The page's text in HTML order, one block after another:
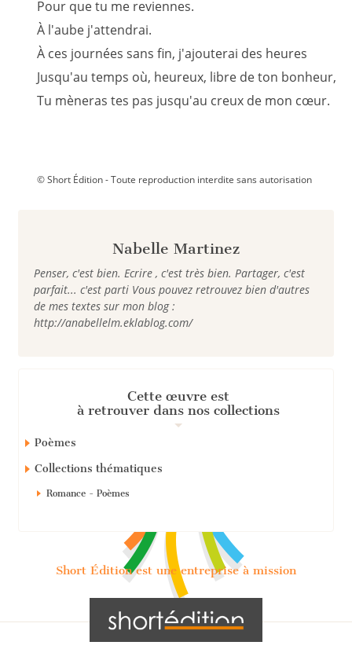
Nabelle Martinez
Penser, c'est bien. Ecrire , c'est très bien. Partager, c'est
parfait... c'est parti Vous pouvez retrouvez bien d'autres
de mes textes sur mon blog :
http://anabellelm.eklablog.com/
Cette œuvre est
à retrouver dans nos collections
Poèmes
Collections thématiques
Romance - Poèmes
Pour que tu me reviennes.
À l'aube j'attendrai.
À ces journées sans fin, j'ajouterai des heures
Jusqu'au temps où, heureux, libre de ton bonheur,
Tu mèneras tes pas jusqu'au creux de mon cœur.
© Short Édition - Toute reproduction interdite sans autorisation
Short Édition est une entreprise à mission